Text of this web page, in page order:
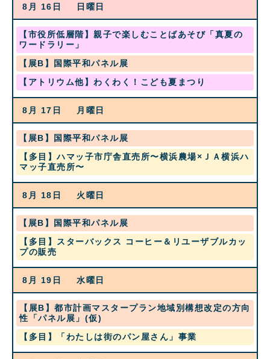
12th
2026
8
月
15th
2026
日曜日
8月 16
土
曜
日,
月
1st
2026
【市役所低層階】親子で楽しむことばあそび「真夏の
ワードラリー」
水
曜
日,
8
12th
2026
【展B】国際平和パネル展
土
曜
8
月
15th
2026
【アトリウム他】わくわく！こども夏まつり
月曜日
8月 17
水
曜
日,
8
月
2026
【展B】国際平和パネル展
月
曜
日,
月
17th
2026
【多目】ハマッ子市庁舎直売所〜横浜農場×ＪＡ横浜ハ
マッ子直売所〜
火曜日
8月 18
水
曜
日,
8
月
2026
【展B】国際平和パネル展
火
曜
日,
月
18th
2026
【多目】スターバックス コーヒー＆リユーザブルカッ
プの販売
水曜日
8月 19
水
曜
日,
月
【展B】都市計画マスタープラン地域別構想改定の方向
性「パネル展」(仮)
水
曜
【多目】「わたしは街のパン屋さん」事業